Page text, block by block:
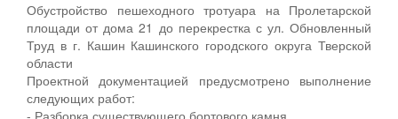
Обустройство пешеходного тротуара на Пролетарской
площади от дома 21 до перекрестка с ул. Обновленный
Труд в г. Кашин Кашинского городского округа Тверской
области
Проектной документацией предусмотрено выполнение
следующих работ: